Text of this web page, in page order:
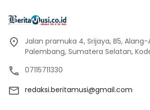
Jalan pramuka 4, Srijaya, B5,
Palembang, Sumatera Selatan,
07115711330
redaksi.beritamusi@gmail.com